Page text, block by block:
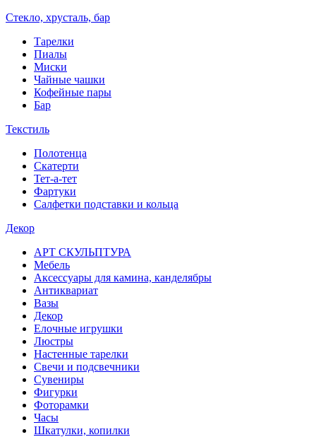
Стекло, хрусталь, бар
Тарелки
Пиалы
Миски
Чайные чашки
Кофейные пары
Бар
Текстиль
Полотенца
Скатерти
Тет-а-тет
Фартуки
Салфетки подставки и кольца
Декор
АРТ СКУЛЬПТУРА
Мебель
Аксессуары для камина, канделябры
Антиквариат
Вазы
Декор
Елочные игрушки
Люстры
Настенные тарелки
Свечи и подсвечники
Сувениры
Фигурки
Фоторамки
Часы
Шкатулки, копилки